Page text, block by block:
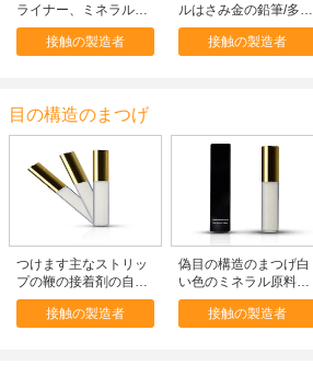
ライナー、ミネラル美
しいアイライナーの構
接触の製造者
ルはさみ金の鉛筆/多彩
なゲルは構造のための
アイライナーを基づか
接触の製造者
目の構造のまつげ
つけます主なストリッ
プの鞭の接着剤の自然
な見るつけまつげの付
着力の速い乾燥を取り
接触の製造者
偽目の構造のまつげ白
い色のミネラル原料に
よってカスタマイズさ
れるロゴ接触の製造者